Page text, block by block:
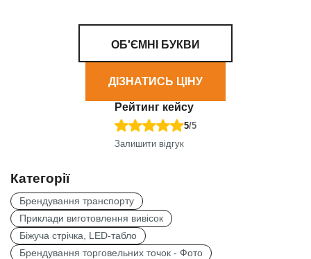
ОБ'ЄМНІ БУКВИ
ДІЗНАТИСЬ ЦІНУ
Рейтинг кейсу
5/5
Залишити відгук
Категорії
Брендування транспорту
Приклади виготовлення вивісок
Біжуча стрічка, LED-табло
Брендування торговельних точок - Фото